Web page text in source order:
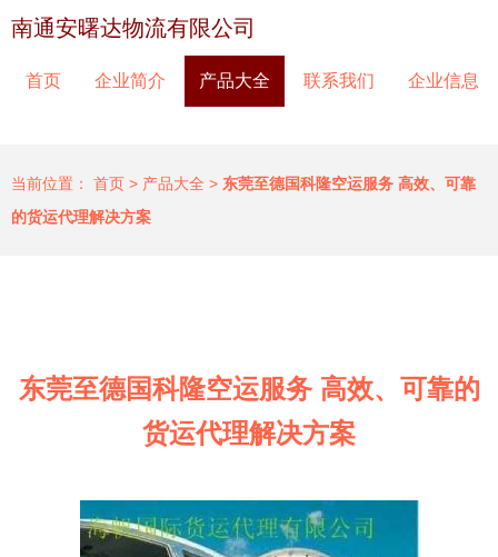
南通安曙达物流有限公司
首页 企业简介 产品大全 联系我们 企业信息
当前位置： 首页 > 产品大全 > 东莞至德国科隆空运服务 高效、可靠
的货运代理解决方案
东莞至德国科隆空运服务 高效、可靠的
货运代理解决方案